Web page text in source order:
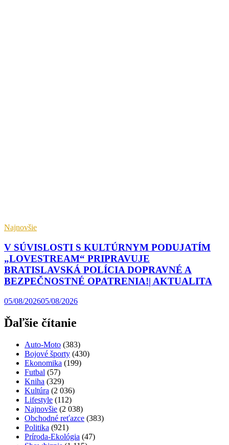
Najnovšie
V SÚVISLOSTI S KULTÚRNYM PODUJATÍM
„LOVESTREAM“ PRIPRAVUJE
BRATISLAVSKÁ POLÍCIA DOPRAVNÉ A
BEZPEČNOSTNÉ OPATRENIA!| AKTUALITA
05/08/202605/08/2026
Ďaľšie čítanie
Auto-Moto (383)
Bojové športy (430)
Ekonomika (199)
Futbal (57)
Kniha (329)
Kultúra (2 036)
Lifestyle (112)
Najnovšie (2 038)
Obchodné reťazce (383)
Politika (921)
Príroda-Ekológia (47)